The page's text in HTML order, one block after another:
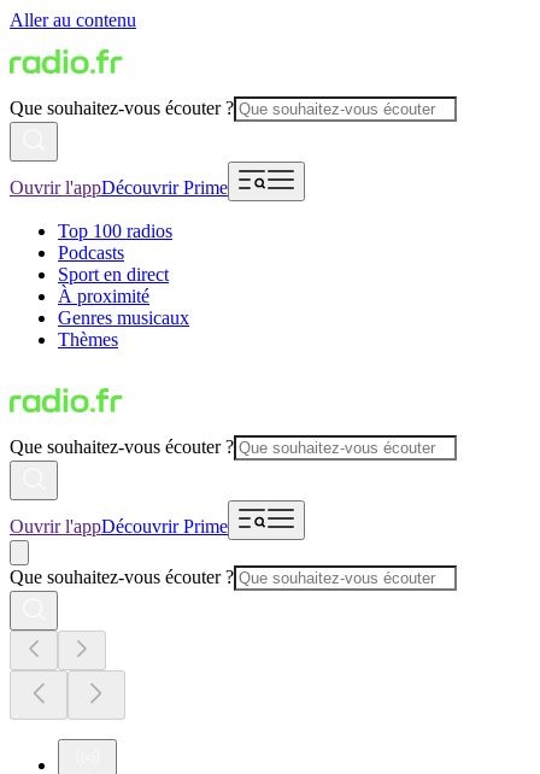
Aller au contenu
Que souhaitez-vous écouter ?
Ouvrir l'appDécouvrir Prime
Top 100 radios
Podcasts
Sport en direct
À proximité
Genres musicaux
Thèmes
Que souhaitez-vous écouter ?
Ouvrir l'appDécouvrir Prime
Que souhaitez-vous écouter ?